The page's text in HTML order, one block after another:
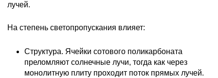
лучей.
На степень светопропускания влияет:
Структура. Ячейки сотового поликарбоната
преломляют солнечные лучи, тогда как через
монолитную плиту проходит поток прямых лучей.